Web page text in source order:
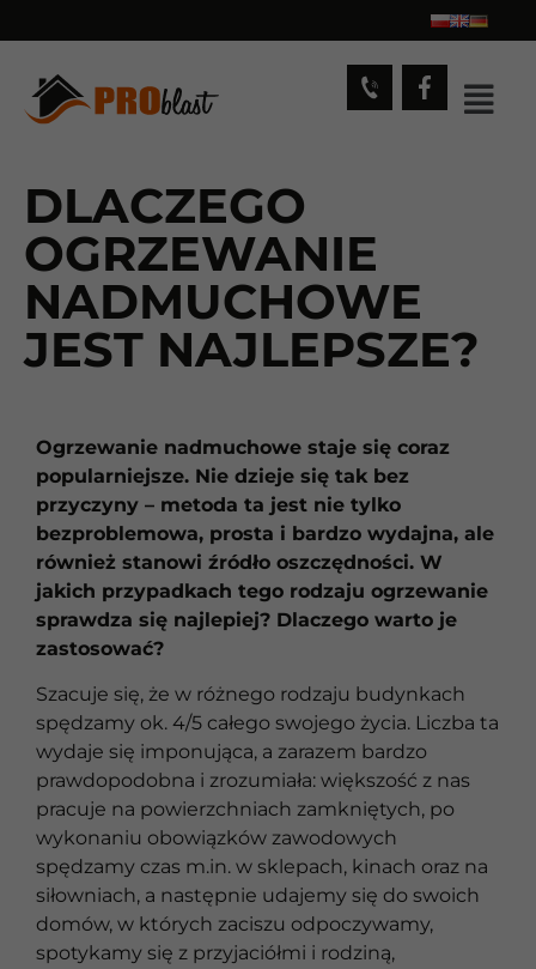
DLACZEGO
OGRZEWANIE
NADMUCHOWE
JEST NAJLEPSZE?
Ogrzewanie nadmuchowe staje się coraz
popularniejsze. Nie dzieje się tak bez
przyczyny – metoda ta jest nie tylko
bezproblemowa, prosta i bardzo wydajna, ale
również stanowi źródło oszczędności. W
jakich przypadkach tego rodzaju ogrzewanie
sprawdza się najlepiej? Dlaczego warto je
zastosować?
Szacuje się, że w różnego rodzaju budynkach
spędzamy ok. 4/5 całego swojego życia. Liczba ta
wydaje się imponująca, a zarazem bardzo
prawdopodobna i zrozumiała: większość z nas
pracuje na powierzchniach zamkniętych, po
wykonaniu obowiązków zawodowych
spędzamy czas m.in. w sklepach, kinach oraz na
siłowniach, a następnie udajemy się do swoich
domów, w których zaciszu odpoczywamy,
spotykamy się z przyjaciółmi i rodziną,